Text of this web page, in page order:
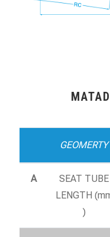
GEOMERTY
A
SEAT TUBE
LENGTH
)